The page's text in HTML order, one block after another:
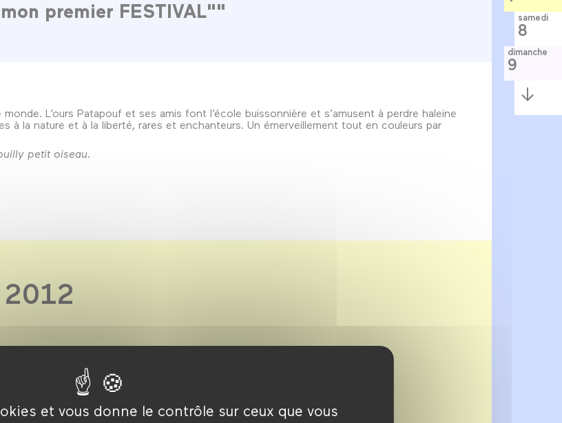
et vous donne le contrôle sur ceux que vous
premier FESTIVAL""
L’ours Patapouf et ses amis font l’école buissonnière et s’amusent à perdre haleine
à la nature et à la liberté, rares et enchanteurs. Un émerveillement tout en couleurs par
petit oiseau.
tout-petits,
samedi
8
dimanche
9
Semaine
suivante